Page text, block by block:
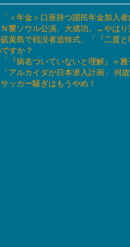
＜年金＞口座持つ国民年金加入
響ソウル公演、大成功。←やはり
黄島で戦没者追悼式、「『二度
すか？
『病名ついていないと理解』＝
アルカイダが日本潜入計画」 何
ッカー騒ぎはもうやめ！